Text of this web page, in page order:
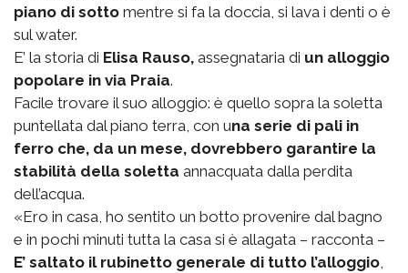
piano di sotto mentre si fa la doccia, si lava i denti o è
sul water.
E’ la storia di Elisa Rauso, assegnataria di un alloggio
popolare in via Praia.
Facile trovare il suo alloggio: è quello sopra la soletta
puntellata dal piano terra, con una serie di pali in
ferro che, da un mese, dovrebbero garantire la
stabilità della soletta annacquata dalla perdita
dell’acqua.
«Ero in casa, ho sentito un botto provenire dal bagno
e in pochi minuti tutta la casa si è allagata – racconta –
E’ saltato il rubinetto generale di tutto l’alloggio,